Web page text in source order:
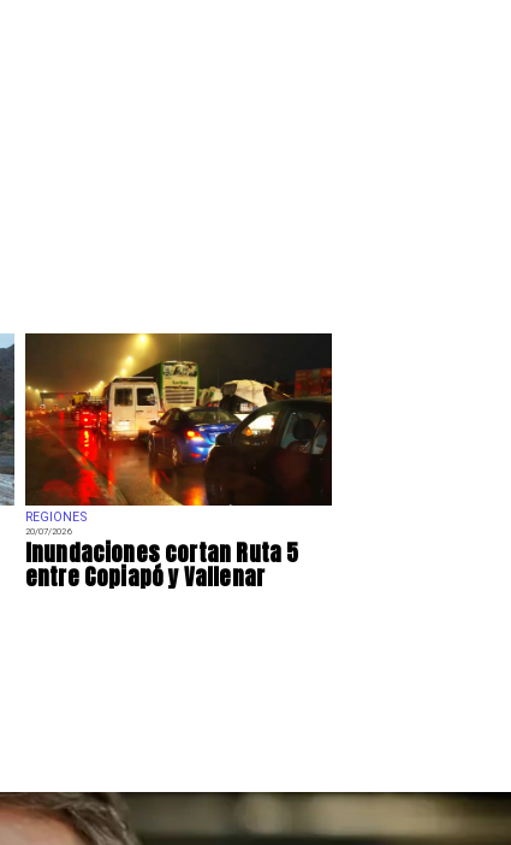
REGIONES
20/07/2026
Inundaciones cortan Ruta 5
entre Copiapó y Vallenar